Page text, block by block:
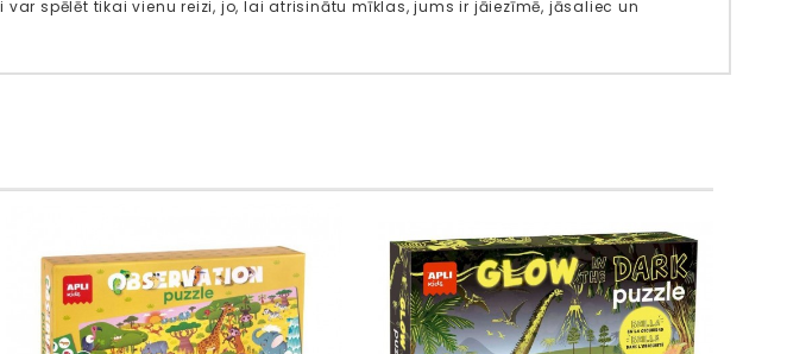
spēlēt tikai vienu reizi, jo, lai atrisinātu mīklas, jums ir jāiezīmē, jāsaliec un